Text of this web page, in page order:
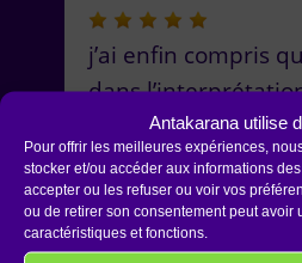
Antakarana utilise
Pour offrir les meilleures expériences,
stocker et/ou accéder aux informations
accepter ou les refuser ou voir vos
ou de retirer son consentement peut avoir
caractéristiques et fonctions.
j’ai enfin compris
dans
avec l’amour on
Maintenant a moi
a ceux qui en on
Jean-Jacques pour